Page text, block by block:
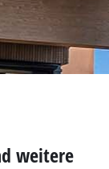
weitere